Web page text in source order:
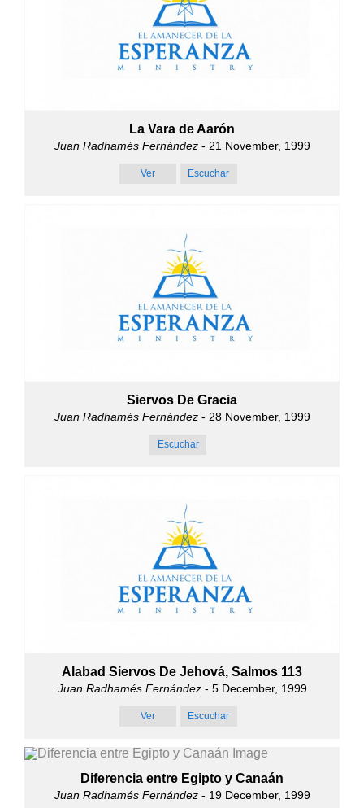
La Vara de Aarón
Juan Radhamés Fernández- 21 November, 1999
Ver Escuchar
Siervos De Gracia
Juan Radhamés Fernández- 28 November, 1999
Escuchar
Alabad Siervos De Jehová, Salmos 113
Juan Radhamés Fernández- 5 December, 1999
Ver Escuchar
Diferencia entre Egipto y Canaán
Juan Radhamés Fernández- 19 December, 1999